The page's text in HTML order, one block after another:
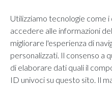
Utilizziamo tecnologie come
accedere alle informazioni
migliorare l'esperienza di
personalizzati. Il consenso a
di elaborare dati quali il
ID univoci su questo sito. Il
RESI E RIMBORSI
REGOLAMENTO LOYALTY